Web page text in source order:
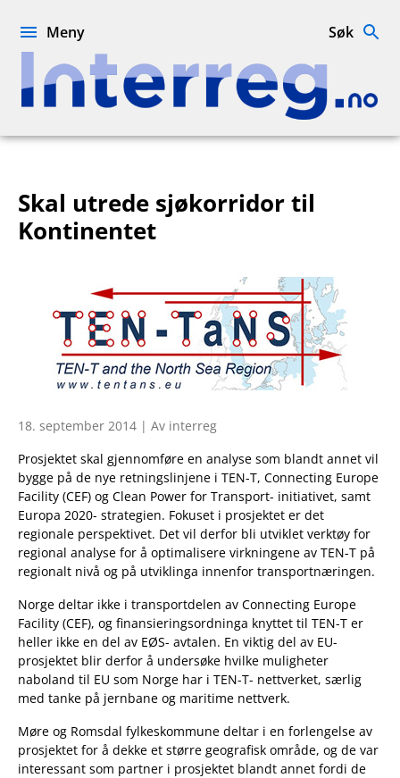
Interreg.no
Meny Søk
Skal utrede sjøkorridor til
Kontinentet
18. september 2014 | Av interreg
Prosjektet skal gjennomføre en analyse som blandt annet vil
bygge på de nye retningslinjene i TEN-T, Connecting Europe
Facility (CEF) og Clean Power for Transport- initiativet, samt
Europa 2020- strategien. Fokuset i prosjektet er det
regionale perspektivet. Det vil derfor bli utviklet verktøy for
regional analyse for å optimalisere virkningene av TEN-T på
regionalt nivå og på utviklinga innenfor transportnæringen.
Norge deltar ikke i transportdelen av Connecting Europe
Facility (CEF), og finansieringsordninga knyttet til TEN-T er
heller ikke en del av EØS- avtalen. En viktig del av EU-
prosjektet blir derfor å undersøke hvilke muligheter
naboland til EU som Norge har i TEN-T- nettverket, særlig
med tanke på jernbane og maritime nettverk.
Møre og Romsdal fylkeskommune deltar i en forlengelse av
prosjektet for å dekke et større geografisk område, og de var
interessant som partner i prosjektet blandt annet fordi de